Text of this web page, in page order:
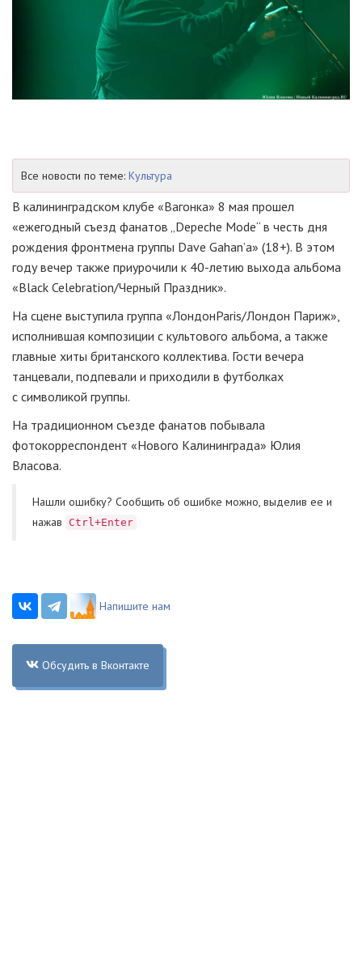
Все новости по теме: Культура
В калининградском клубе «Вагонка» 8 мая прошел
«ежегодный съезд фанатов „Depeche Mode“ в честь дня
рождения фронтмена группы Dave Gahan’а» (18+). В этом
году вечер также приурочили к 40-летию выхода альбома
«Black Celebration/Черный Праздник».
На сцене выступила группа «ЛондонParis/Лондон Париж»,
исполнившая композиции с культового альбома, а также
главные хиты британского коллектива. Гости вечера
танцевали, подпевали и приходили в футболках
с символикой группы.
На традиционном съезде фанатов побывала
фотокорреспондент «Нового Калининграда» Юлия
Власова.
Нашли ошибку? Cообщить об ошибке можно, выделив ее и
нажав
Ctrl+Enter
Напишите нам
Обсудить в Вконтакте